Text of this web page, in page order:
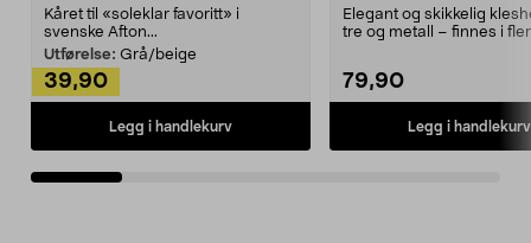
Kåret til «soleklar favoritt» i
svenske Afton...
Utførelse: Grå/beige
39,90
Legg i handlekurv
Elegant og skikkelig
tre og metall – finnes i
79,90
Legg i handlekurv